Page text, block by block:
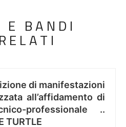
E BANDI
di manifestazioni
all’affidamento di
professionale ..
TURTLE